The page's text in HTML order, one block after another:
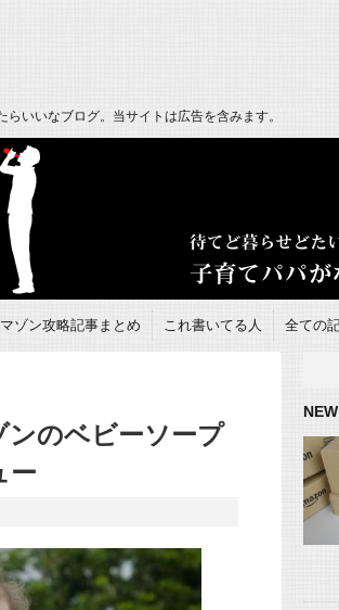
いいなブログ。当サイトは広告を含みます。
ゾン攻略記事まとめ これ書いてる人 全ての
ンのベビーソープ
ー